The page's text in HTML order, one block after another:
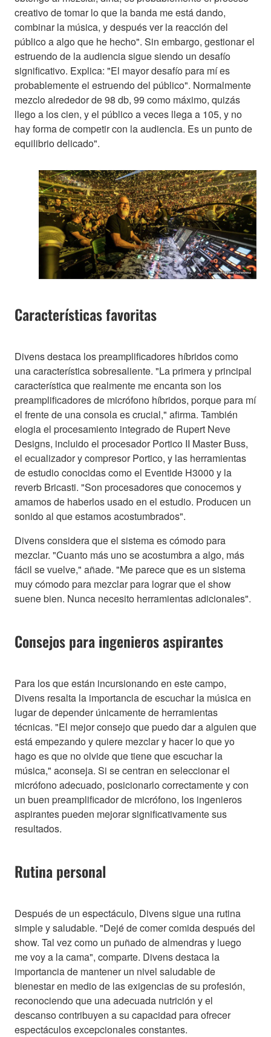
creativo de tomar lo que la banda me está dando,
combinar la música, y después ver la reacción del
público a algo que he hecho". Sin embargo, gestionar el
estruendo de la audiencia sigue siendo un desafío
significativo. Explica: "El mayor desafío para mí es
probablemente el estruendo del público". Normalmente
mezclo alrededor de 98 db, 99 como máximo, quizás
llego a los cien, y el público a veces llega a 105, y no
hay forma de competir con la audiencia. Es un punto de
equilibrio delicado".
Características favoritas
Divens destaca los preamplificadores híbridos como
una característica sobresaliente. "La primera y principal
característica que realmente me encanta son los
preamplificadores de micrófono híbridos, porque para mí
el frente de una consola es crucial," afirma. También
elogia el procesamiento integrado de Rupert Neve
Designs, incluido el procesador Portico II Master Buss,
el ecualizador y compresor Portico, y las herramientas
de estudio conocidas como el Eventide H3000 y la
reverb Bricasti. "Son procesadores que conocemos y
amamos de haberlos usado en el estudio. Producen un
sonido al que estamos acostumbrados".
Divens considera que el sistema es cómodo para
mezclar. "Cuanto más uno se acostumbra a algo, más
fácil se vuelve," añade. "Me parece que es un sistema
muy cómodo para mezclar para lograr que el show
suene bien. Nunca necesito herramientas adicionales".
Consejos para ingenieros aspirantes
Para los que están incursionando en este campo,
Divens resalta la importancia de escuchar la música en
lugar de depender únicamente de herramientas
técnicas. "El mejor consejo que puedo dar a alguien que
está empezando y quiere mezclar y hacer lo que yo
hago es que no olvide que tiene que escuchar la
música," aconseja. Si se centran en seleccionar el
micrófono adecuado, posicionarlo correctamente y con
un buen preamplificador de micrófono, los ingenieros
aspirantes pueden mejorar significativamente sus
resultados.
Rutina personal
Después de un espectáculo, Divens sigue una rutina
simple y saludable. "Dejé de comer comida después del
show. Tal vez como un puñado de almendras y luego
me voy a la cama", comparte. Divens destaca la
importancia de mantener un nivel saludable de
bienestar en medio de las exigencias de su profesión,
reconociendo que una adecuada nutrición y el
descanso contribuyen a su capacidad para ofrecer
espectáculos excepcionales constantes.